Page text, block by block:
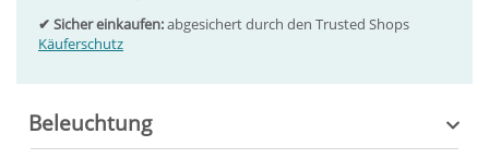
Beleuchtung
✔ Sicher einkaufen:abgesichert durch den Trusted Shops
Käuferschutz